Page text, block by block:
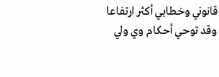
وخطابي أكثر ارتفاعا
وقد توحي أحكام وي ولي